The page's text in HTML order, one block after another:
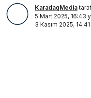
KaradagMedia
5 Mart 2025, 16:43
3 Kasım 2025, 14:41